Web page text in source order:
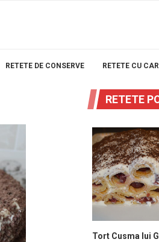
RETETE DE CONSERVE RETETE CU
RETETE
Tort Cusma lui